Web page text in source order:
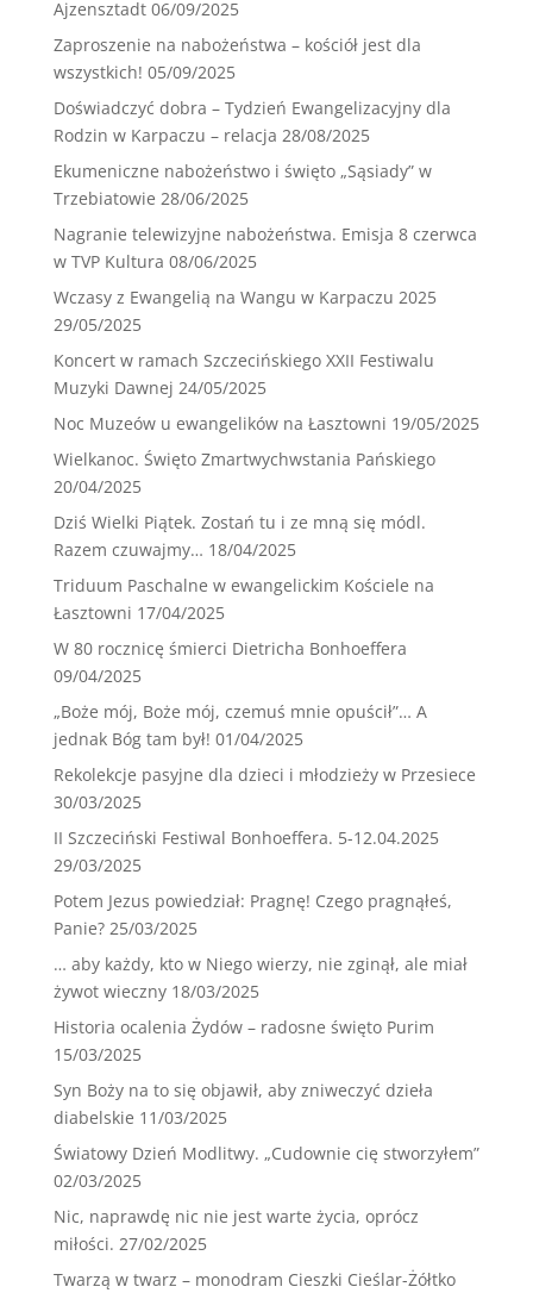
Ajzensztadt 06/09/2025
Zaproszenie na nabożeństwa – kościół jest dla
wszystkich! 05/09/2025
Doświadczyć dobra – Tydzień Ewangelizacyjny dla
Rodzin w Karpaczu – relacja 28/08/2025
Ekumeniczne nabożeństwo i święto „Sąsiady” w
Trzebiatowie 28/06/2025
Nagranie telewizyjne nabożeństwa. Emisja 8 czerwca
w TVP Kultura 08/06/2025
Wczasy z Ewangelią na Wangu w Karpaczu 2025
29/05/2025
Koncert w ramach Szczecińskiego XXII Festiwalu
Muzyki Dawnej 24/05/2025
Noc Muzeów u ewangelików na Łasztowni 19/05/2025
Wielkanoc. Święto Zmartwychwstania Pańskiego
20/04/2025
Dziś Wielki Piątek. Zostań tu i ze mną się módl.
Razem czuwajmy… 18/04/2025
Triduum Paschalne w ewangelickim Kościele na
Łasztowni 17/04/2025
W 80 rocznicę śmierci Dietricha Bonhoeffera
09/04/2025
„Boże mój, Boże mój, czemuś mnie opuścił”… A
jednak Bóg tam był! 01/04/2025
Rekolekcje pasyjne dla dzieci i młodzieży w Przesiece
30/03/2025
II Szczeciński Festiwal Bonhoeffera. 5-12.04.2025
29/03/2025
Potem Jezus powiedział: Pragnę! Czego pragnąłeś,
Panie? 25/03/2025
… aby każdy, kto w Niego wierzy, nie zginął, ale miał
żywot wieczny 18/03/2025
Historia ocalenia Żydów – radosne święto Purim
15/03/2025
Syn Boży na to się objawił, aby zniweczyć dzieła
diabelskie 11/03/2025
Światowy Dzień Modlitwy. „Cudownie cię stworzyłem”
02/03/2025
Nic, naprawdę nic nie jest warte życia, oprócz
miłości. 27/02/2025
Twarzą w twarz – monodram Cieszki Cieślar-Żółtko